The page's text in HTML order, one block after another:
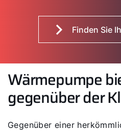
Finden Sie
Wärmepumpe
gegenüber der
Gegenüber einer